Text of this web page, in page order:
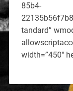
85b4-
tandard”
width=”450″